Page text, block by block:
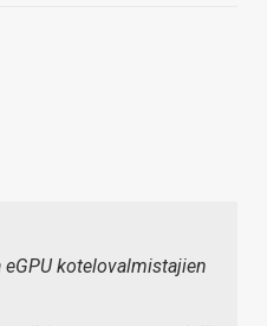
kotelovalmistajien